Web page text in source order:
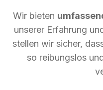
Wir bieten
unserer Erfahrung
stellen wir sicher,
so reibungslos